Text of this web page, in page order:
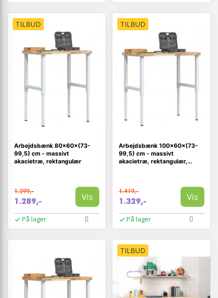
TILBUD
Arbejdsbænk 80×60×(73-
99,5) cm - massivt
akacietræ, rektangulær
1.299,-
1.289,- Vis
På lager
TILBUD
Arbejdsbænk 100×60×(73-
99,5) cm - massivt
akacietræ, rektangulær,
1.419,-
1.329,- Vis
På lager
TILBUD